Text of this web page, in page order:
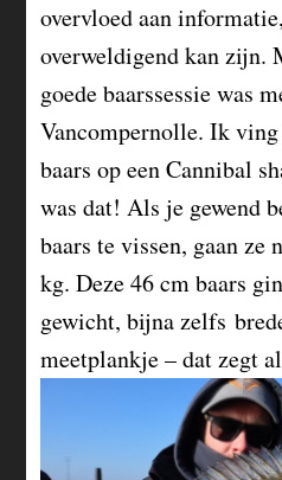
overvloed aan
overweldigend kan zijn.
goede baarssessie was
Vancompernolle. Ik
baars op een Cannibal
was dat! Als je gewend
baars te vissen, gaan ze
kg. Deze 46 cm baars
gewicht, bijna zelfs
meetplankje – dat zegt